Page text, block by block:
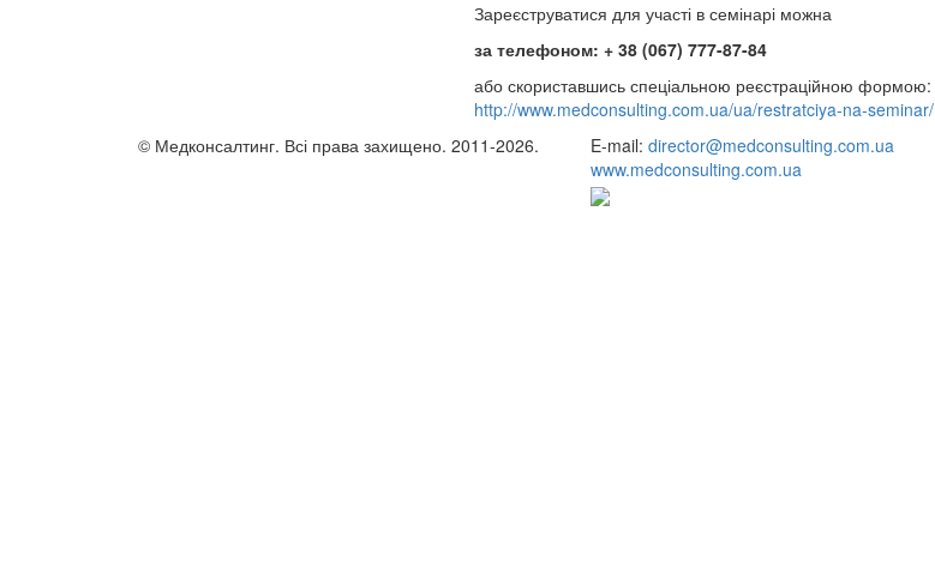
Зареєструватися для участі в семінарі можна
за телефоном: + 38 (067) 777-87-84
або скориставшись спеціальною реєстраційною формою:
http://www.medconsulting.com.ua/ua/restratciya-na-seminar/
© Медконсалтинг. Всі права захищено. 2011-2026. E-mail: director@medconsulting.com.ua
www.medconsulting.com.ua